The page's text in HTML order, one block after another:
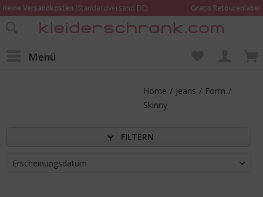
Keine Versandkosten (Standardversand DE)
Gratis Retourenlabel
Online bestellen – im Geschäft in Kempen anprobieren und beraten lassen
Menü
Home / Jeans / Form /
Skinny
FILTERN
Erscheinungsdatum